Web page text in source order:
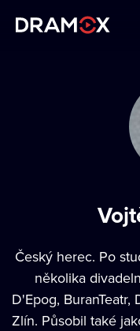
Český herec. Po
několika
D'Epog,
Zlín. Působil také